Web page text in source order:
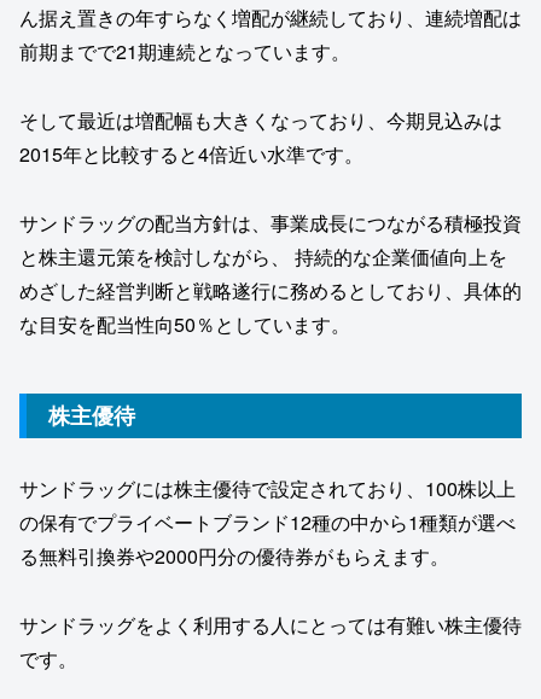
ん据え置きの年すらなく増配が継続しており、連続増配は
前期までで21期連続となっています。
そして最近は増配幅も大きくなっており、今期見込みは
2015年と比較すると4倍近い水準です。
サンドラッグの配当方針は、事業成長につながる積極投資
と株主還元策を検討しながら、 持続的な企業価値向上を
めざした経営判断と戦略遂行に務めるとしており、具体的
な目安を配当性向50％としています。
株主優待
サンドラッグには株主優待で設定されており、100株以上
の保有でプライベートブランド12種の中から1種類が選べ
る無料引換券や2000円分の優待券がもらえます。
サンドラッグをよく利用する人にとっては有難い株主優待
です。